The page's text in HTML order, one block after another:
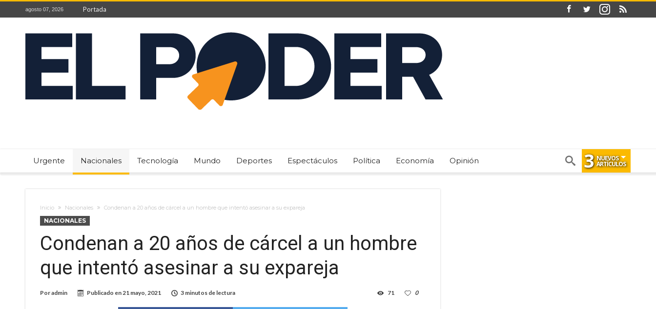
agosto 07, 2026 Portada
Urgente Nacionales Tecnología Mundo Deportes Espectáculos Política Economía Opinión 3 NUEVOS
ARTÍCULOS
Inicio Nacionales Condenan a 20 años de cárcel a un hombre que intentó asesinar a su expareja
NACIONALES
Condenan a 20 años de cárcel a un hombre
que intentó asesinar a su expareja
Poradmin Publicado en21 mayo, 2021 3 minutos de lectura 0
71